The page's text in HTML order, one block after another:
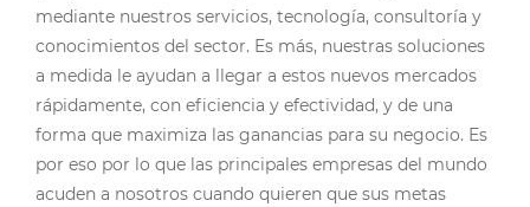
mediante nuestros servicios, tecnología, consultoría y
conocimientos del sector. Es más, nuestras soluciones
a medida le ayudan a llegar a estos nuevos mercados
rápidamente, con eficiencia y efectividad, y de una
forma que maximiza las ganancias para su negocio. Es
por eso por lo que las principales empresas del mundo
acuden a nosotros cuando quieren que sus metas